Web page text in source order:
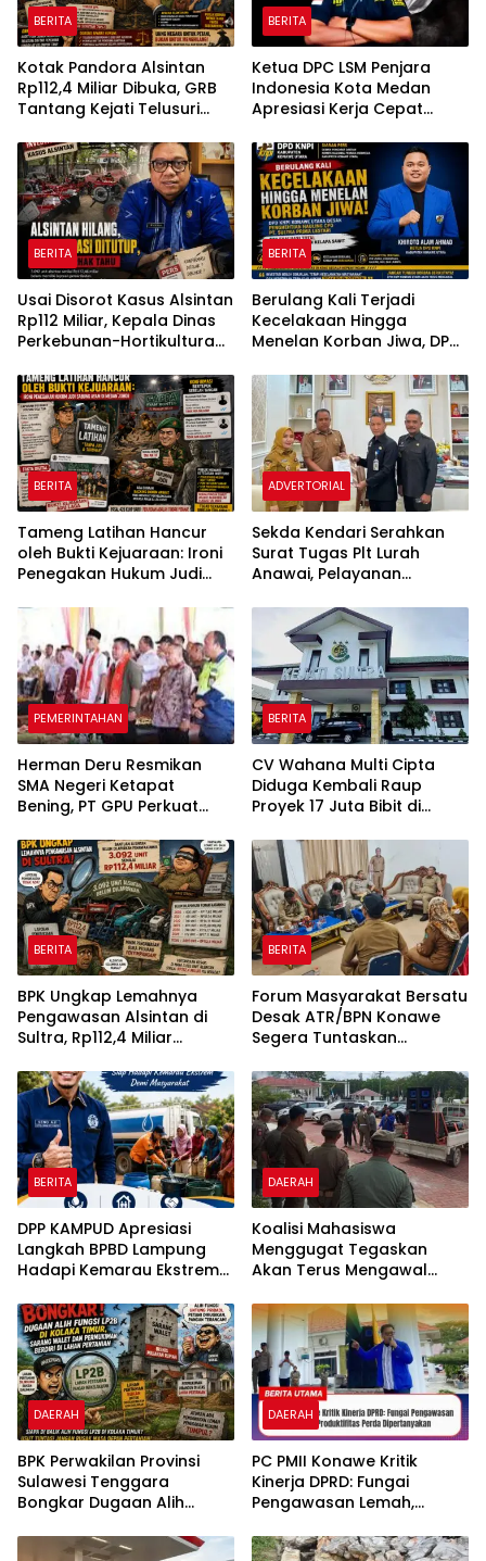
BERITA
Kotak Pandora Alsintan
Rp112,4 Miliar Dibuka, GRB
Tantang Kejati Telusuri
Negara
BERITA
Ketua DPC LSM Penjara
Indonesia Kota Medan
Apresiasi Kerja Cepat
Ungkap Kasus Dugaan
Pemerasan
BERITA
Usai Disorot Kasus Alsintan
Rp112 Miliar, Kepala Dinas
Perkebunan-Hortikultura
Komunikasi dengan Media
BERITA
Berulang Kali Terjadi
Kecelakaan Hingga
Menelan Korban Jiwa, DPD
Penghentian Aktivitas
Hauling dan Evaluasi Total
Perizinan PT Sultra Prima
Lestari
BERITA
Tameng Latihan Hancur
oleh Bukti Kejuaraan: Ironi
Penegakan Hukum Judi
Johor
ADVERTORIAL
Sekda Kendari Serahkan
Surat Tugas Plt Lurah
Anawai, Pelayanan
Tetap Berjalan
PEMERINTAHAN
Herman Deru Resmikan
SMA Negeri Ketapat
Bening, PT GPU Perkuat
Muratara
BERITA
CV Wahana Multi Cipta
Diduga Kembali Raup
Proyek 17 Juta Bibit di
Kasus Rp26 Miliar,
Kasipenkum: Kami
Menunggu P21 dari Polda
Sultra
BERITA
BPK Ungkap Lemahnya
Pengawasan Alsintan di
Sultra, Rp112,4 Miliar
Pemanfaatannya
BERITA
Forum Masyarakat Bersatu
Desak ATR/BPN Konawe
Segera Tuntaskan
Olu Onua, Beri Tenggat
Waktu 2×24 Jam
BERITA
DPP KAMPUD Apresiasi
Langkah BPBD Lampung
Hadapi Kemarau Ekstrem
Bersih
DAERAH
Koalisi Mahasiswa
Menggugat Tegaskan
Akan Terus Mengawal
Kabupaten Konawe
DAERAH
BPK Perwakilan Provinsi
Sulawesi Tenggara
Bongkar Dugaan Alih
Timur, Sarang Walet dan
DAERAH
PC PMII Konawe Kritik
Kinerja DPRD: Fungai
Pengawasan Lemah,
Dipertanyakan